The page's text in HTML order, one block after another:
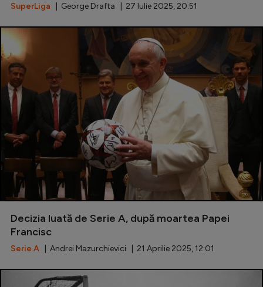
Creează cont
SuperLiga | George Drafta | 27 Iulie 2025, 20:51
Decizia luată de Serie A, după moartea Papei
Francisc
Serie A | Andrei Mazurchievici | 21 Aprilie 2025, 12:01